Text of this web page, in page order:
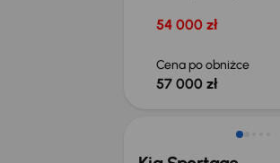
54 000 zł
Cena po obniżce
57 000 zł
Taniej o 1 000 zł